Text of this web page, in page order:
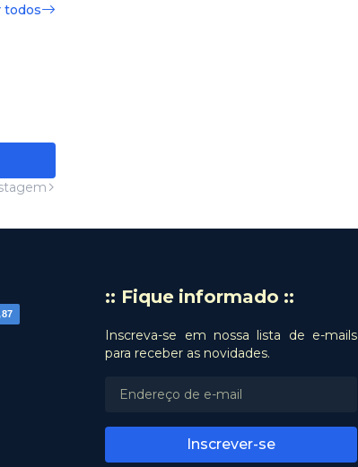
todos
:: Fique informado ::
Inscreva-se em nossa lista de e-mails
para receber as novidades.